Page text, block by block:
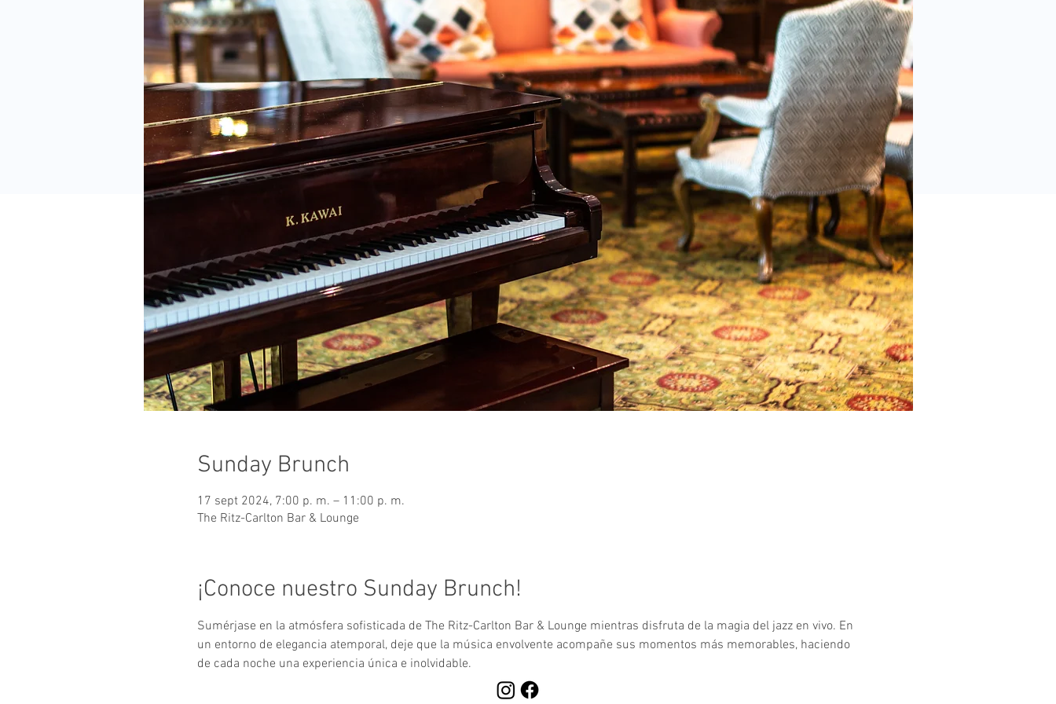
Sunday Brunch
17 sept 2024, 7:00 p. m. – 11:00 p. m.
The Ritz-Carlton Bar & Lounge
¡Conoce nuestro Sunday Brunch!
Sumérjase en la atmósfera sofisticada de The Ritz-Carlton Bar & Lounge mientras disfruta de la magia del jazz en vivo. En
un entorno de elegancia atemporal, deje que la música envolvente acompañe sus momentos más memorables, haciendo
de cada noche una experiencia única e inolvidable.